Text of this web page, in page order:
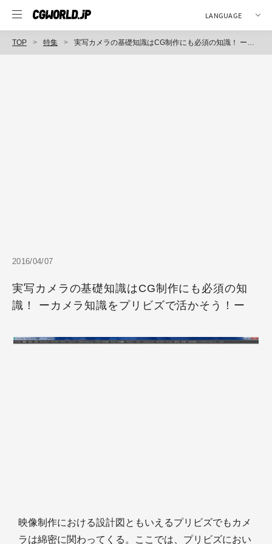
TOP 特集 実写カメラの基礎知識はCG制作にも必須の知識！ ーカメラ知識をプリビズで活かそう！ー
2016/04/07
実写カメラの基礎知識はCG制作にも必須の知
識！ ーカメラ知識をプリビズで活かそう！ー
映像制作における設計図ともいえるプリビズでもカメ
ラは綿密に関わってくる。ここでは、プリビズにおい